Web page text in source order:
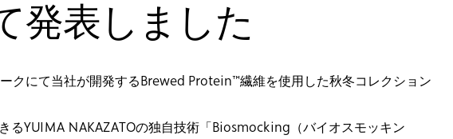
発表しました
クにて当社が開発するBrewed Protein™繊維を使用した秋冬コレクション
るYUIMA NAKAZATOの独自技術「Biosmocking（バイオスモッキン